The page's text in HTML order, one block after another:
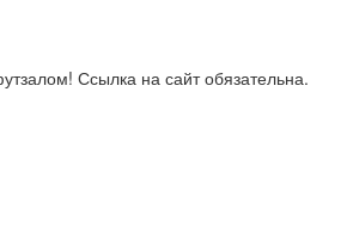
Ссылка на сайт обязательна.